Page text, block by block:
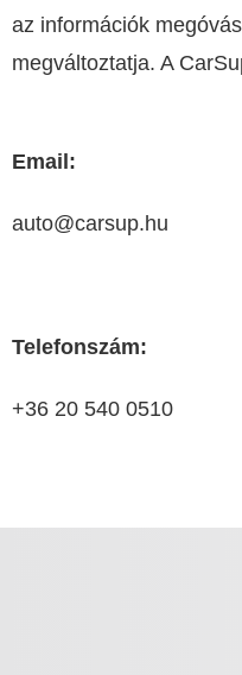
az információk
megváltoztatja. A
Email:
auto@carsup.hu
Telefonszám:
+36 20 540 0510